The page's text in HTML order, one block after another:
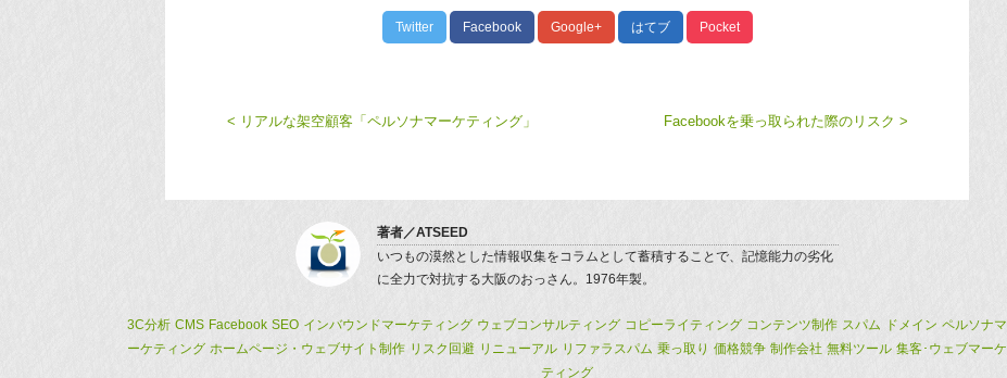
Twitter Facebook Google+ はてブ Pocket
< リアルな架空顧客「ペルソナマーケティング」 Facebookを乗っ取られた際のリスク >
著者／ATSEED
いつもの漠然とした情報収集をコラムとして蓄積することで、記憶能力の劣化
に全力で対抗する大阪のおっさん。1976年製。
3C分析 CMS Facebook SEO インバウンドマーケティング ウェブコンサルティング コピーライティング コンテンツ制作 スパム ドメイン ペルソナマ
ーケティング ホームページ・ウェブサイト制作 リスク回避 リニューアル リファラスパム 乗っ取り 価格競争 制作会社 無料ツール 集客･ウェブマーケ
ティング